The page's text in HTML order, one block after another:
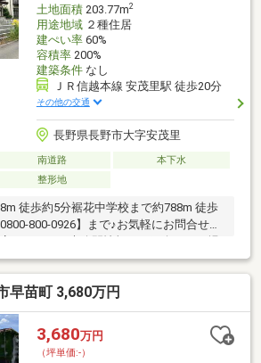
土地面積203.77m2
用途地域２種住居
建ぺい率60%
容積率200%
建築条件なし
ＪＲ信越本線 安茂里駅 徒歩20分
その他の交通
長野県長野市大字安茂里
南道路
本下水
整形地
徒歩約5分裾花中学校まで約788m 徒歩
800-0926】まで♪お気軽にお問合せく
約は【イエステーション長野店】で検索
士によるご購入相談はもちろん、住宅ロ
ります。支払っていけるか…、審査が通
のご心配ごとは当社へご相談ください！
早苗町 3,680万円
3,680万円
（坪単価:-）